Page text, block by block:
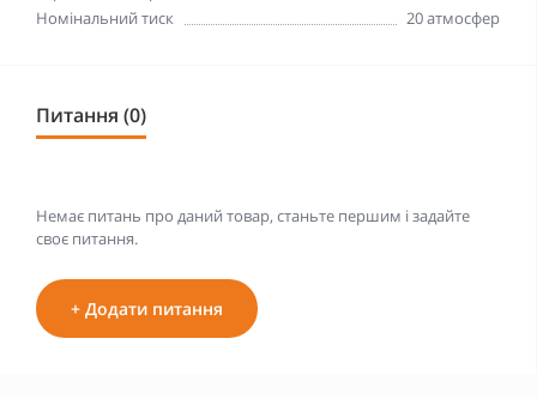
Номінальний тиск
20 атмосфер
Питання (0)
Немає питань про даний товар, станьте першим і задайте
своє питання.
+ Додати питання